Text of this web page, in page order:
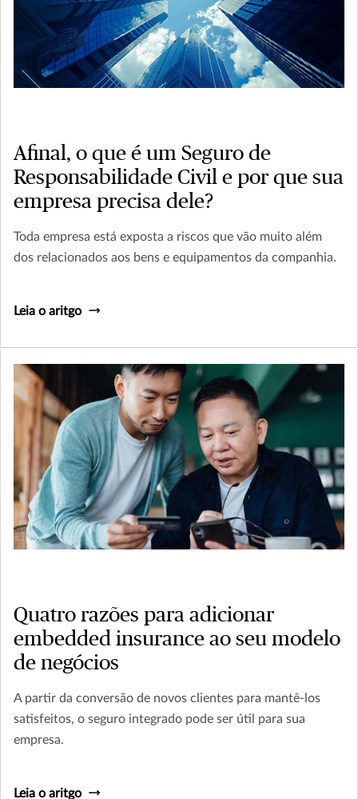
Afinal, o que é um Seguro de
Responsabilidade Civil e por que sua
empresa precisa dele?
Toda empresa está exposta a riscos que vão muito além
dos relacionados aos bens e equipamentos da companhia.
Leia o aritgo
Quatro razões para adicionar
embedded insurance ao seu modelo
de negócios
A partir da conversão de novos clientes para mantê-los
satisfeitos, o seguro integrado pode ser útil para sua
empresa.
Leia o aritgo